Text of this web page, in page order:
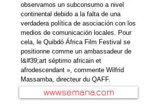
observamos un subconsumo a nivel
continental debido a la falta de una
verdadera política de asociación con los
medios de comunicación locales. Pour
cela, le Quibdó África Film Festival se
positionne comme un ambassadeur de
l&#39;art séptimo africain et
afrodescendant », commente Wilfrid
Massamba, directeur du QAFF.
www.semana.com